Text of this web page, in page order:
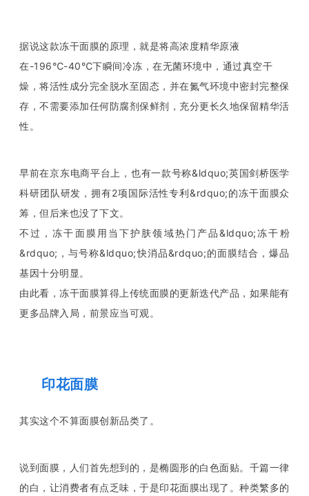
据说这款冻干面膜的原理，就是将高浓度精华原液
在-196℃-40℃下瞬间冷冻，在无菌环境中，通过真空干
燥，将活性成分完全脱水至固态，并在氮气环境中密封完整保
存，不需要添加任何防腐剂保鲜剂，充分更长久地保留精华活
性。
早前在京东电商平台上，也有一款号称&ldquo;英国剑桥医学
科研团队研发，拥有2项国际活性专利&rdquo;的冻干面膜众
筹，但后来也没了下文。
不过，冻干面膜用当下护肤领域热门产品&ldquo;冻干粉
&rdquo;，与号称&ldquo;快消品&rdquo;的面膜结合，爆品
基因十分明显。
由此看，冻干面膜算得上传统面膜的更新迭代产品，如果能有
更多品牌入局，前景应当可观。
印花面膜
其实这个不算面膜创新品类了。
说到面膜，人们首先想到的，是椭圆形的白色面贴。千篇一律
的白，让消费者有点乏味，于是印花面膜出现了。种类繁多的